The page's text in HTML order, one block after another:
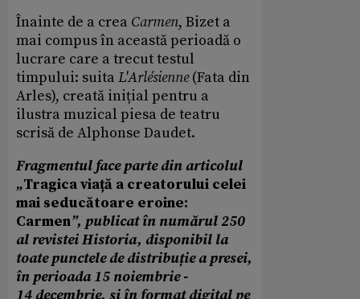
Înainte de a crea Carmen, Bizet a
mai compus în această perioadă o
lucrare care a trecut testul
timpului: suita L'Arlésienne(Fata din
Arles), creată inițial pentru a
ilustra muzical piesa de teatru
scrisă de Alphonse Daudet.
Fragmentul face parte din articolul
„Tragica viață a creatorului celei
mai seducătoare eroine:
Carmen”, publicat în numărul 250
al revistei Historia, disponibil la
toate punctele de distribuție a presei,
în perioada 15 noiembrie-